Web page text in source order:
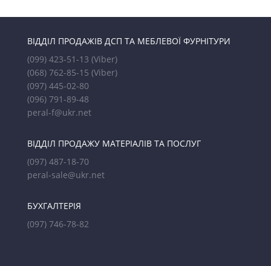
ВІДДІЛ ПРОДАЖІВ ДСП ТА МЕБЛЕВОЇ ФУРНІТУРИ
(099) 423-51-13 (Viber)
(068) 762-85-15 (Viber)
(097) 445-02-80
(096) 791-89-48
peral-f@ukr.net
ВІДДІЛ ПРОДАЖУ МАТЕРІАЛІВ ТА ПОСЛУГ
(097) 487-18-70
peral-sale@ukr.net
БУХГАЛТЕРІЯ
(097) 746-78-82